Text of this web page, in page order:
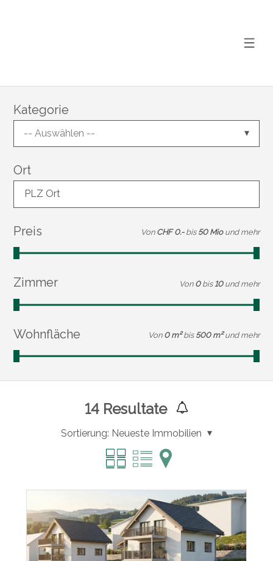
Kategorie
-- Auswählen --
Ort
PLZ Ort
Preis Von CHF 0.- bis 50 Mio und mehr
Zimmer Von 0 bis 10 und mehr
Wohnfläche Von 0 m² bis 500 m² und mehr
14Resultate
Sortierung: Neueste Immobilien